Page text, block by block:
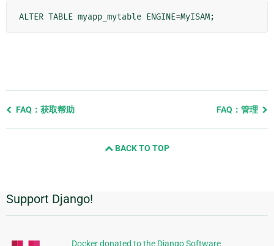
ALTER TABLE myapp_mytable ENGINE=MyISAM;
Previous
FAQ：获取帮助 FAQ：管理
BACK TO TOP
附
加
信
Support Django!
Docker donated to the Django Software